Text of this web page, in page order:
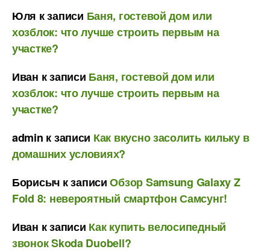
Юля к записи Баня, гостевой дом или
хозблок: что лучше строить первым на
участке?
Иван к записи Баня, гостевой дом или
хозблок: что лучше строить первым на
участке?
admin к записи Как вкусно засолить кильку в
домашних условиях?
Борисыч к записиОбзор Samsung Galaxy Z
Fold 8: невероятный смартфон Самсунг!
Иван к записи Как купить велосипедный
звонок Skoda Duobell?